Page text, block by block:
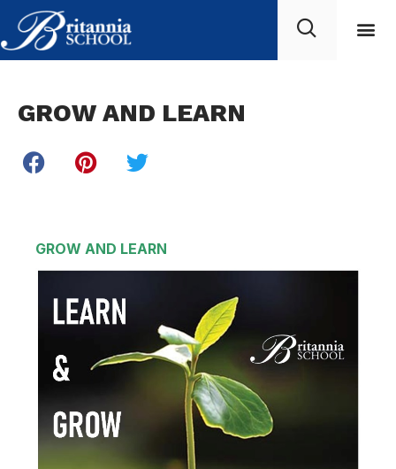
GROW AND LEARN
GROW AND LEARN